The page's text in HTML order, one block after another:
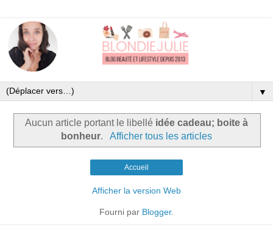
▼
Aucun article portant le libellé idée cadeau; boite à
bonheur. Afficher tous les articles
Accueil
Afficher la version Web
Fourni par Blogger.